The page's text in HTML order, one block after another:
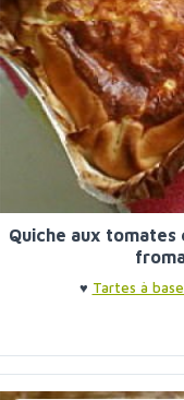
Quiche aux
♥ Tartes à